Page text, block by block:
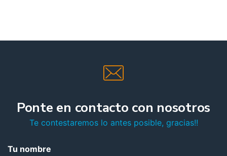
Ponte en contacto con nosotros
Te contestaremos lo antes posible, gracias!!
Tu nombre